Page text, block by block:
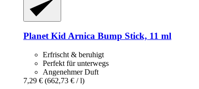
Planet Kid Arnica Bump Stick, 11 ml
Erfrischt & beruhigt
Perfekt für unterwegs
Angenehmer Duft
7,29 € (662,73 € / l)